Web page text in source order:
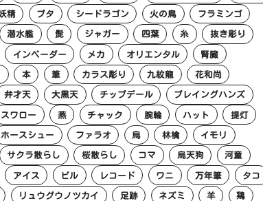
精 ブタ シードラゴン 火の鳥
フラミンゴ
潜水艦 髭 ジャガー 四葉 糸
抜き彫り
インベーダー メカ オリエンタル
腎臓
本 筆 カラス彫り 九紋龍
花和尚
弁才天 大黒天 チップデール
プレイングハンズ
スワロー 燕 チャック 腕輪 ハット
提灯
ホースシュー ファラオ 烏 林檎
イモリ
サクラ散らし 桜散らし コマ 烏天狗
河童
アイス ビル レコード ワニ 万年筆
タコ
リュウグウノツカイ 足跡 ネズミ 羊
鶏